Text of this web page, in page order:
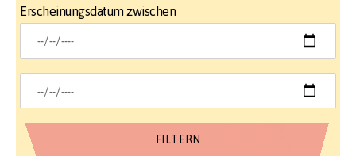
Erscheinungsdatum zwischen